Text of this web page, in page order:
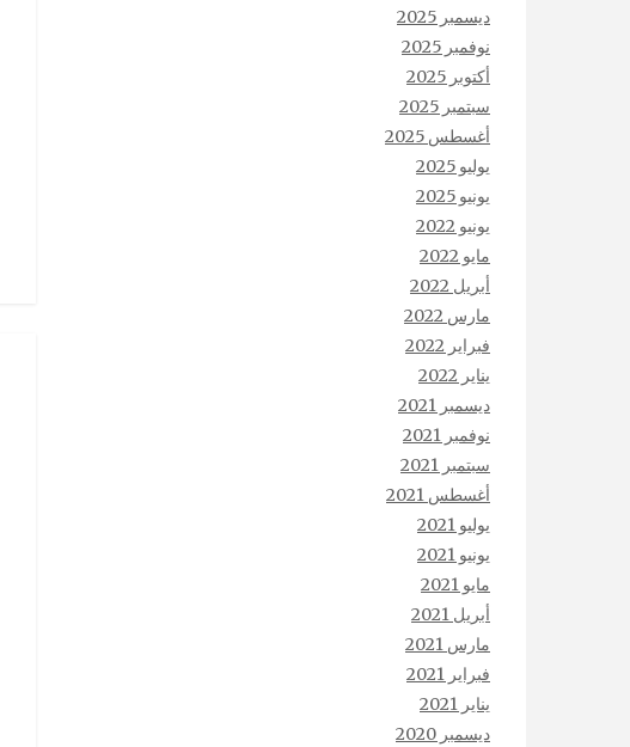
ديسمبر 2025
نوفمبر 2025
أكتوبر 2025
سبتمبر 2025
أغسطس 2025
يوليو 2025
يونيو 2025
يونيو 2022
مايو 2022
أبريل 2022
مارس 2022
فبراير 2022
يناير 2022
ديسمبر 2021
نوفمبر 2021
سبتمبر 2021
أغسطس 2021
يوليو 2021
يونيو 2021
مايو 2021
أبريل 2021
مارس 2021
فبراير 2021
يناير 2021
ديسمبر 2020